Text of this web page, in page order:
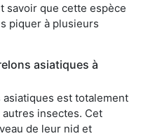
savoir que cette espèce
piquer à plusieurs
asiatiques à
est totalement
insectes. Cet
de leur nid et